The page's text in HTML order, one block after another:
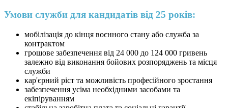
Умови служби для кандидатів від 25 років:
⁠мобілізація до кінця воєнного стану або служба за
контрактом
грошове забезпечення від 24 000 до 124 000 гривень
залежно від виконання бойових розпоряджень та місця
служби
⁠кар'єрний ріст та можливість професійного зростання
⁠забезпечення усіма необхідними засобами та
екіпіруванням